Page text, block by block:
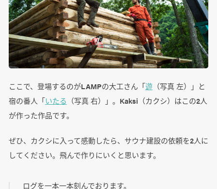
ここで、登場するのがLAMPの大工さん「遊（写真 左）」と
宿の番人「いたる （写真 右）」。Kaksi（カクシ）はこの2人
が作った作品です。
ぜひ、カクシに入って感動したら、サウナ建設の依頼を2人に
してください。飛んで作りにいくと思います。
ログを一本一本刻んでおります。